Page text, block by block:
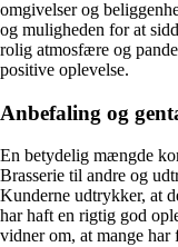
omgivelser og
og muligheden for at
rolig atmosfære og
positive oplevelse.
Anbefaling og
En betydelig mængde
Brasserie til andre og
Kunderne udtrykker, at
har haft en rigtig god
vidner om, at mange har